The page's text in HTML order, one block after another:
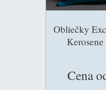
Obliečky
Cena